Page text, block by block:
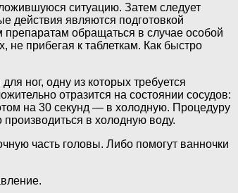
ситуацию. Затем следует
действия являются подготовкой
обращаться в случае особой
не прибегая к таблеткам. Как быстро
ног, одну из которых требуется
отразится на состоянии сосудов:
на 30 секунд — в холодную. Процедуру
в холодную воду.
часть головы. Либо помогут ванночки